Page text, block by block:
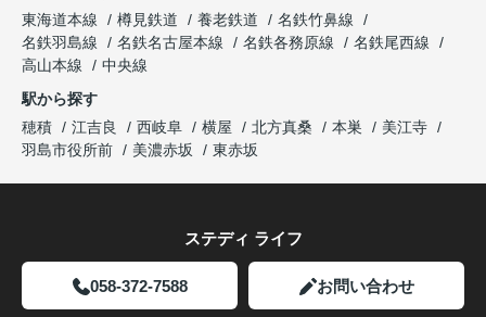
東海道本線
樽見鉄道 養老鉄道
名鉄竹鼻線
名鉄羽島線
名鉄名古屋本線 名鉄各務原線
名鉄尾西線
高山本線
中央線
駅から探す
穂積
江吉良 西岐阜 横屋 北方真桑 本巣
美江寺
羽島市役所前
美濃赤坂 東赤坂
ステディ ライフ
058-372-7588 お問い合わせ